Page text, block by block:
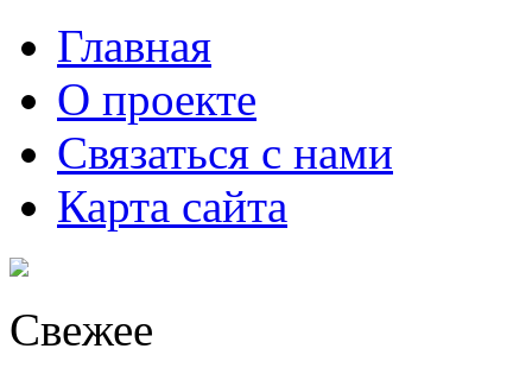
Главная
О проекте
Связаться с нами
Карта сайта
Свежее